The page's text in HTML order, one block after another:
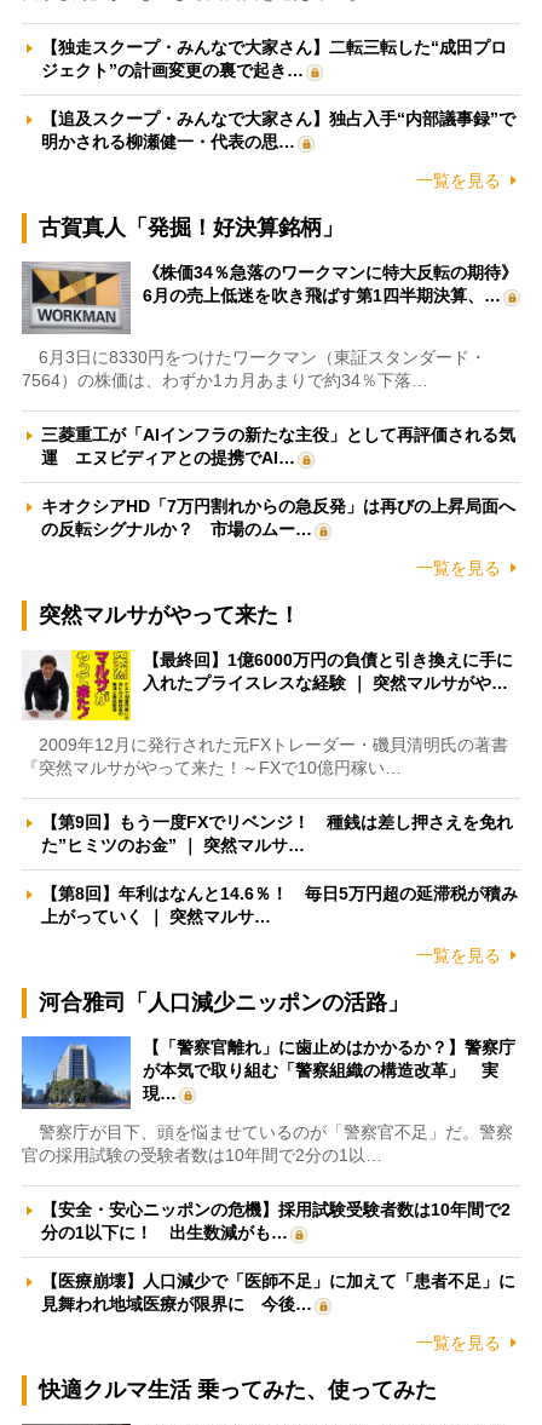
【独走スクープ・みんなで大家さん】二転三転した“成田プロ
ジェクト”の計画変更の裏で起き…
【追及スクープ・みんなで大家さん】独占入手“内部議事録”で
明かされる柳瀬健一・代表の思…
一覧を見る
古賀真人「発掘！好決算銘柄」
《株価34％急落のワークマンに特大反転の期待》
6月の売上低迷を吹き飛ばす第1四半期決算、…
6月3日に8330円をつけたワークマン（東証スタンダード・
7564）の株価は、わずか1カ月あまりで約34％下落…
三菱重工が「AIインフラの新たな主役」として再評価される気
運 エヌビディアとの提携でAI…
キオクシアHD「7万円割れからの急反発」は再びの上昇局面へ
の反転シグナルか？ 市場のムー…
一覧を見る
突然マルサがやって来た！
【最終回】1億6000万円の負債と引き換えに手に
入れたプライスレスな経験 ｜ 突然マルサがや…
2009年12月に発行された元FXトレーダー・磯貝清明氏の著書
『突然マルサがやって来た！～FXで10億円稼い…
【第9回】もう一度FXでリベンジ！ 種銭は差し押さえを免れ
た”ヒミツのお金” ｜ 突然マルサ…
【第8回】年利はなんと14.6％！ 毎日5万円超の延滞税が積み
上がっていく ｜ 突然マルサ…
一覧を見る
河合雅司「人口減少ニッポンの活路」
【「警察官離れ」に歯止めはかかるか？】警察庁
が本気で取り組む「警察組織の構造改革」 実
現…
警察庁が目下、頭を悩ませているのが「警察官不足」だ。警察
官の採用試験の受験者数は10年間で2分の1以…
【安全・安心ニッポンの危機】採用試験受験者数は10年間で2
分の1以下に！ 出生数減がも…
【医療崩壊】人口減少で「医師不足」に加えて「患者不足」に
見舞われ地域医療が限界に 今後…
一覧を見る
快適クルマ生活 乗ってみた、使ってみた